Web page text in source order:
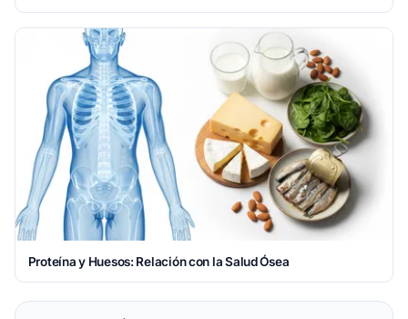
Proteína y Huesos: Relación con la Salud Ósea